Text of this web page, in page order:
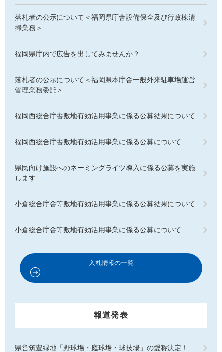
落札者の公示について＜福岡県庁舎設備保全及び行政棟清
掃業務＞
福岡県庁内で広告を出してみませんか？
落札者の公示について＜福岡県本庁舎一般外来駐車場運営
管理業務委託＞
福岡西総合庁舎敷地有効活用事業に係る公募結果について
福岡西総合庁舎敷地有効活用事業に係る公募について
県民向け施設へのネーミングライツ導入に係る公募を実施
します
小倉総合庁舎等敷地有効活用事業に係る公募結果について
小倉総合庁舎等敷地有効活用事業に係る公募について
入札情報の一覧
報道発表
県営筑豊緑地「野球場・庭球場・球技場」の愛称決定！